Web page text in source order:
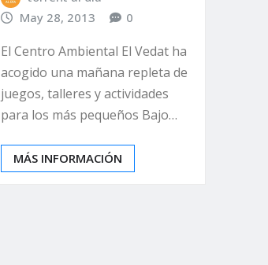
May 28, 2013
0
El Centro Ambiental El Vedat ha
acogido una mañana repleta de
juegos, talleres y actividades
para los más pequeños Bajo…
MÁS INFORMACIÓN